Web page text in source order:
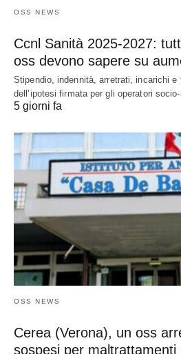
OSS NEWS
Ccnl Sanità 2025-2027:
oss devono sapere su
Stipendio, indennità, arretrati, incarichi
dell’ipotesi firmata per gli operatori
5 giorni fa
OSS NEWS
Cerea (Verona), un oss
sospesi per maltrattamenti